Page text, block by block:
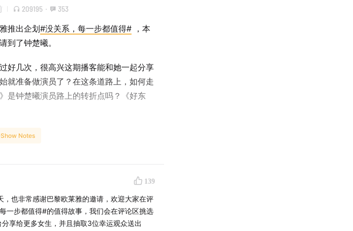
209195 · 353
推出企划#没关系，每一步都值得# ，本
到了钟楚曦。
好几次，很高兴这期播客能和她一起分享
就准备做演员了？在这条道路上，如何走
是钟楚曦演员路上的转折点吗？《好东
Show Notes
139
，也非常感谢巴黎欧莱雅的邀请，欢迎大家在评
一步都值得#的值得故事，我们会在评论区挑选
享给更多女生，并且抽取3位幸运观众送出